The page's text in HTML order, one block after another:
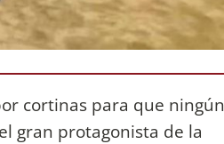
cortinas para que ningún
gran protagonista de la